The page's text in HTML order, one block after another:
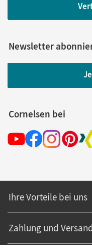
Newsletter
Cornelsen bei
Ihre Vorteile bei uns
Zahlung und Versand